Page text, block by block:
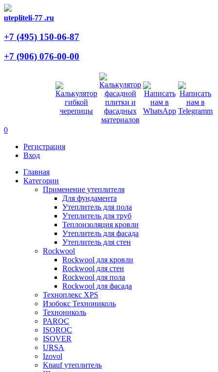
utepliteli-77 .ru
+7 (495) 150-06-87
+7 (906) 076-00-00
0
Регистрация
Вход
Главная
Категории
Применение утеплителя
Для фундамента
Утеплитель для пола
Утеплитель для труб
Теплоизоляция кровли
Утеплитель для фасада
Утеплитель для стен
Rockwool
Rockwool для кровли
Rockwool для стен
Rockwool для пола
Rockwool для фасада
Техноплекс XPS
Изобокс Технониколь
Технониколь
PAROC
ISOROC
ISOVER
URSA
Izovol
Knauf утеплитель